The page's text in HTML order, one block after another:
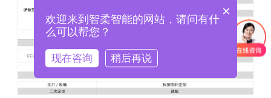
×
欢迎来到智柔智能的网站，请问有什
么可以帮您？
现在咨询 稍后再说